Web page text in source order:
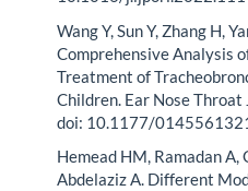
Wang Y, Sun Y, Zhang H,
Comprehensive Analysis
Treatment of
Children. Ear Nose
doi: 10.1177/
Hemead HM, Ramadan A,
Abdelaziz A. Different